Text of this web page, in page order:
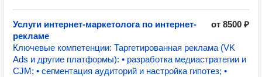
Услуги интернет-маркетолога по интернет-
рекламе
от 8500 ₽
Ключевые компетенции: Таргетированная реклама (VK
Ads и другие платформы): • разработка медиастратегии и
CJM; • сегментация аудиторий и настройка гипотез; •